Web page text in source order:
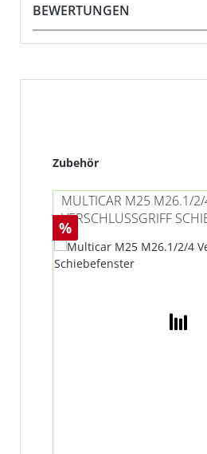
BEWERTUNGEN
Produktgalerie überspringen
Zubehör
Rabatt
%
MULTICAR M25 M26.1/
VERSCHLUSSGRIFF